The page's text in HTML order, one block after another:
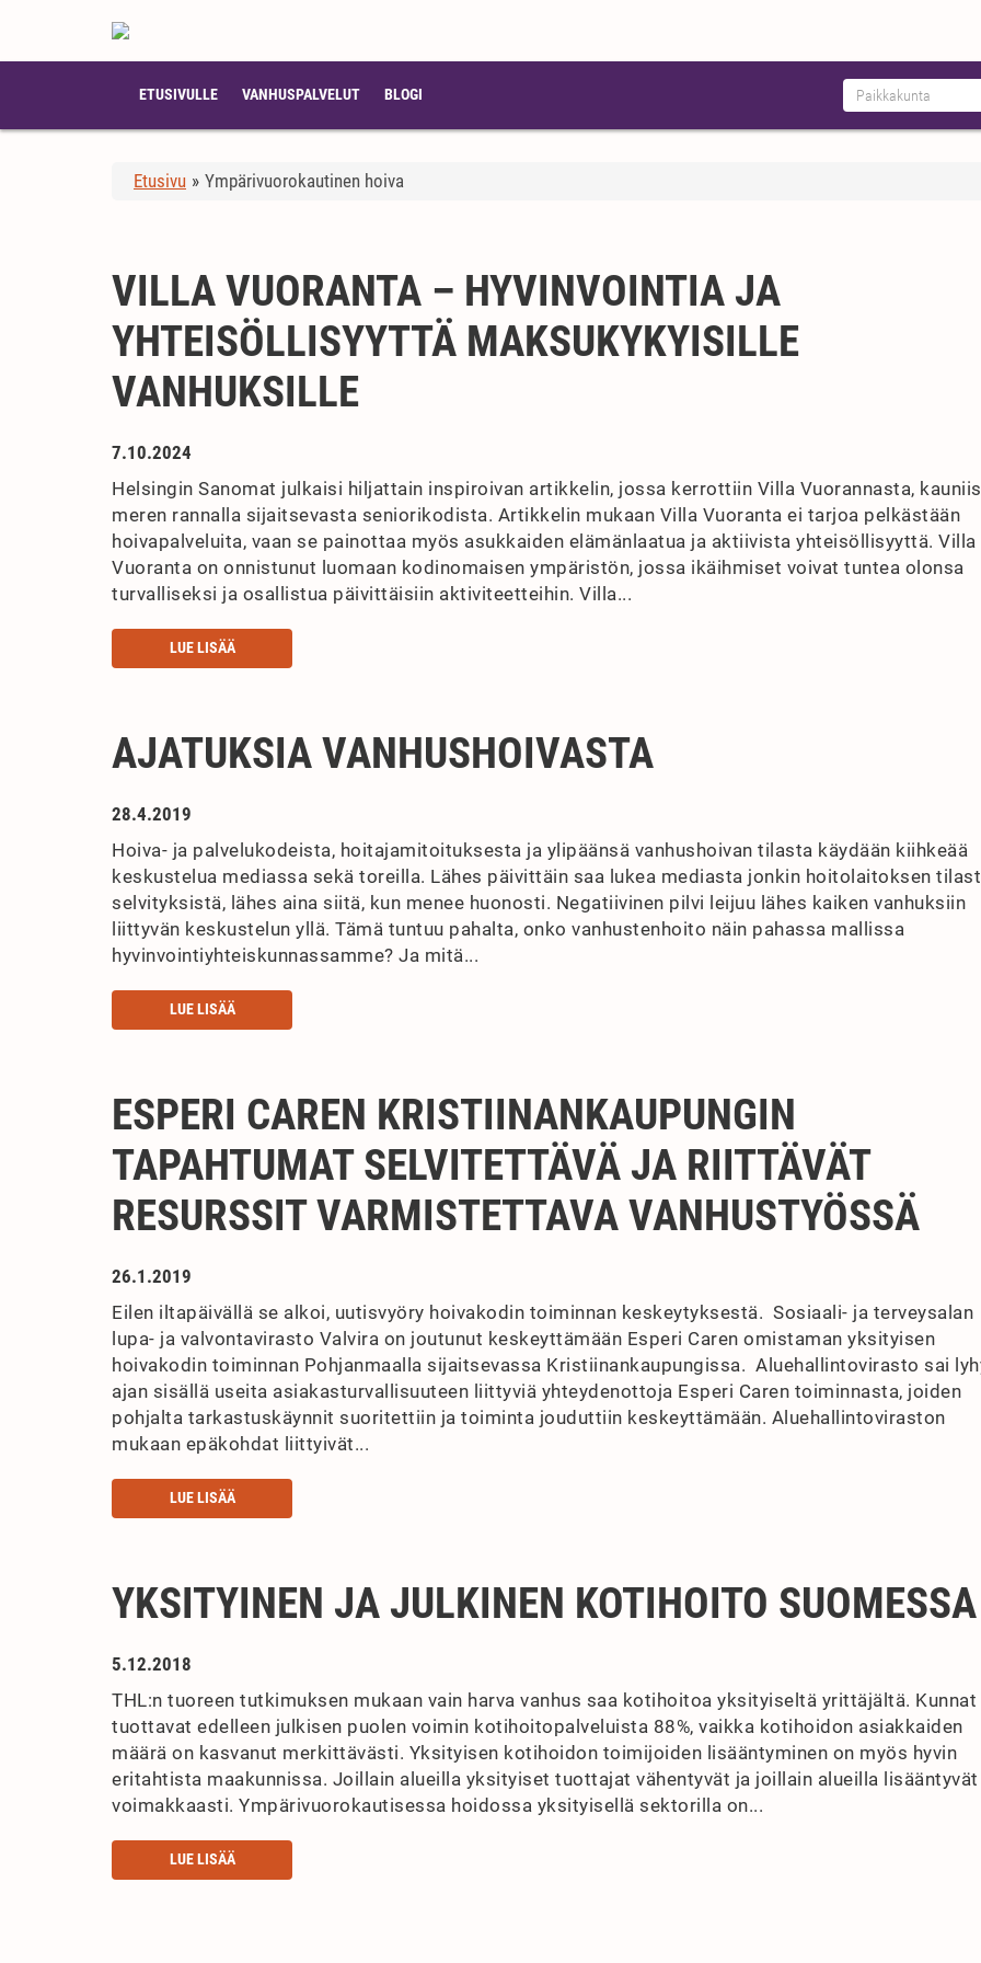
ETUSIVULLE VANHUSPALVELUT BLOGI
Etusivu » Ympärivuorokautinen hoiva
VILLA VUORANTA – HYVINVOINTIA JA
YHTEISÖLLISYYTTÄ MAKSUKYKYISILLE
VANHUKSILLE
7.10.2024
Helsingin Sanomat julkaisi hiljattain inspiroivan artikkelin, jossa kerrottiin Villa Vuorannasta,
meren rannalla sijaitsevasta seniorikodista. Artikkelin mukaan Villa Vuoranta ei tarjoa pelkästään
hoivapalveluita, vaan se painottaa myös asukkaiden elämänlaatua ja aktiivista yhteisöllisyyttä. Villa
Vuoranta on onnistunut luomaan kodinomaisen ympäristön, jossa ikäihmiset voivat tuntea olonsa
turvalliseksi ja osallistua päivittäisiin aktiviteetteihin. Villa...
LUE LISÄÄ
AJATUKSIA VANHUSHOIVASTA
28.4.2019
Hoiva- ja palvelukodeista, hoitajamitoituksesta ja ylipäänsä vanhushoivan tilasta käydään kiihkeää
keskustelua mediassa sekä toreilla. Lähes päivittäin saa lukea mediasta jonkin hoitolaitoksen
selvityksistä, lähes aina siitä, kun menee huonosti. Negatiivinen pilvi leijuu lähes kaiken vanhuksiin
liittyvän keskustelun yllä. Tämä tuntuu pahalta, onko vanhustenhoito näin pahassa mallissa
hyvinvointiyhteiskunnassamme? Ja mitä...
LUE LISÄÄ
ESPERI CAREN KRISTIINANKAUPUNGIN
TAPAHTUMAT SELVITETTÄVÄ JA RIITTÄVÄT
RESURSSIT VARMISTETTAVA VANHUSTYÖSSÄ
26.1.2019
Eilen iltapäivällä se alkoi, uutisvyöry hoivakodin toiminnan keskeytyksestä. Sosiaali- ja terveysalan
lupa- ja valvontavirasto Valvira on joutunut keskeyttämään Esperi Caren omistaman yksityisen
hoivakodin toiminnan Pohjanmaalla sijaitsevassa Kristiinankaupungissa. Aluehallintovirasto sai
ajan sisällä useita asiakasturvallisuuteen liittyviä yhteydenottoja Esperi Caren toiminnasta, joiden
pohjalta tarkastuskäynnit suoritettiin ja toiminta jouduttiin keskeyttämään. Aluehallintoviraston
mukaan epäkohdat liittyivät...
LUE LISÄÄ
YKSITYINEN JA JULKINEN KOTIHOITO SUOMESSA
5.12.2018
THL:n tuoreen tutkimuksen mukaan vain harva vanhus saa kotihoitoa yksityiseltä yrittäjältä. Kunnat
tuottavat edelleen julkisen puolen voimin kotihoitopalveluista 88%, vaikka kotihoidon asiakkaiden
määrä on kasvanut merkittävästi. Yksityisen kotihoidon toimijoiden lisääntyminen on myös hyvin
eritahtista maakunnissa. Joillain alueilla yksityiset tuottajat vähentyvät ja joillain alueilla lisääntyvät
voimakkaasti. Ympärivuorokautisessa hoidossa yksityisellä sektorilla on...
LUE LISÄÄ